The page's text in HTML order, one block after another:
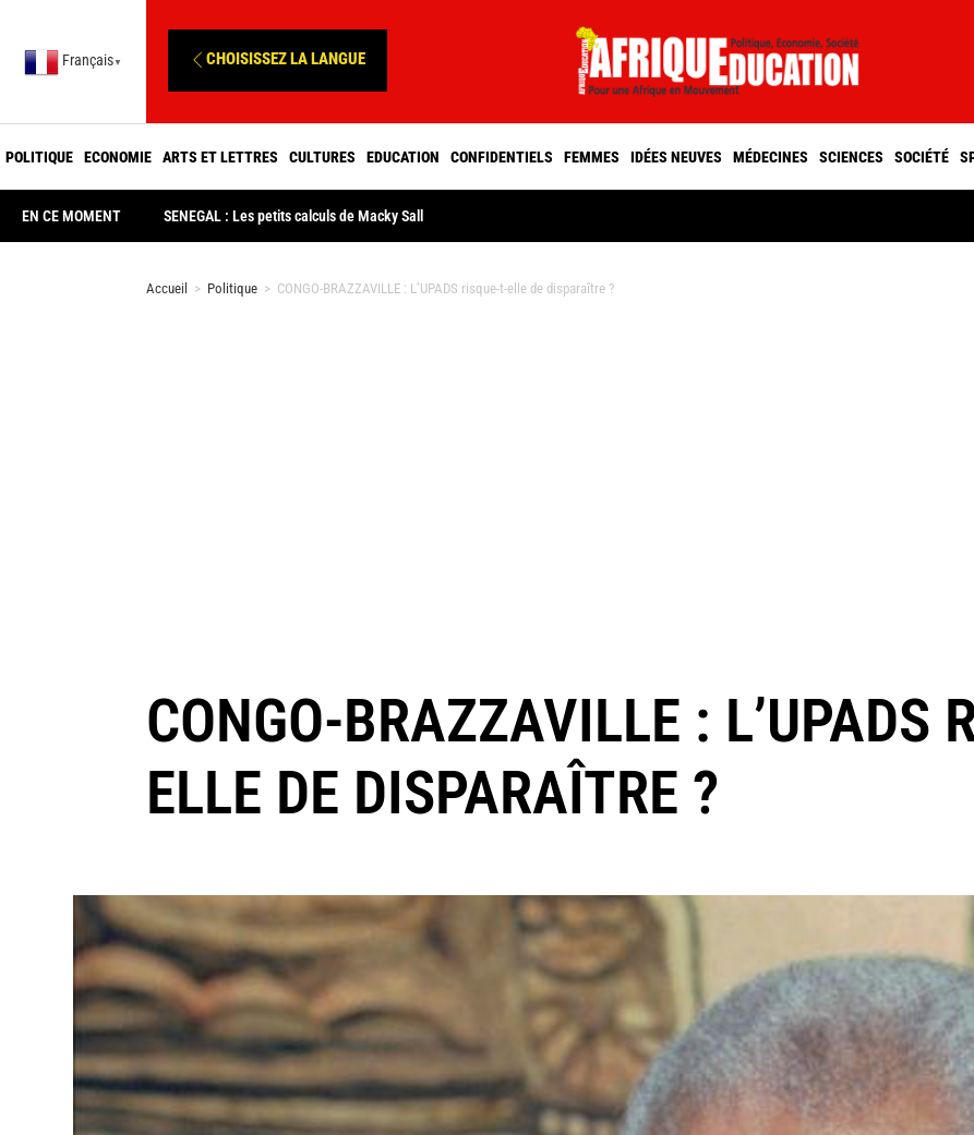
Français ▼ CHOISISSEZ LA LANGUE
POLITIQUE ECONOMIE ARTS ET LETTRES CULTURES EDUCATION CONFIDENTIELS FEMMES IDÉES NEUVES MÉDECINES SCIENCES SOCIÉTÉ
EN CE MOMENT SENEGAL : Les petits calculs de Macky Sall
Accueil > Politique > CONGO-BRAZZAVILLE : L’UPADS risque-t-elle de disparaître ?
CONGO-BRAZZAVILLE : L’UPADS
ELLE DE DISPARAÎTRE ?